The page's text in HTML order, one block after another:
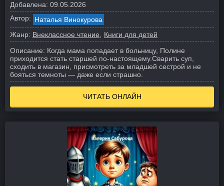
Добавлена: 09.05.2026
Автор: Наталья Винокурова
Жанр: Внеклассное чтение
Книги для детей
Описание: Когда мама попадает в больницу, Полине
приходится стать старшей по-настоящему.Сварить суп,
сходить в магазин, присмотреть за младшей сестрой и не
бояться темноты — даже если страшно.
ЧИТАТЬ ОНЛАЙН